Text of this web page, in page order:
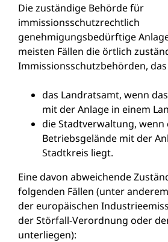
Die zuständige Behörde für
immissionsschutzrechtlich
genehmigungsbedürftige
meisten Fällen die örtlich
Immissionsschutzbehörden,
das Landratsamt, wenn
mit der Anlage in einem
die Stadtverwaltung, wenn
Betriebsgelände mit der
Stadtkreis liegt.
Eine davon abweichende
folgenden Fällen (unter
der europäischen
der Störfall-Verordnung oder
unterliegen):